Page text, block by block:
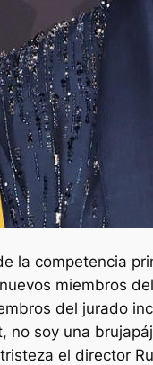
la competencia
miembros
del jurado
no soy una bruja
el director